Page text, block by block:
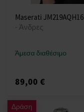
Maserati JM219AQH16
- Άνδρες
Άμεσα διαθέσιμο
89,00 €
Δράση